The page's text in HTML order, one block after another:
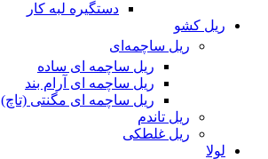
دستگیره لبه کار
ریل کشو
ریل ساچمه‌ای
ریل ساچمه ای ساده
ریل ساچمه ای آرام بند
ریل ساچمه ای مگنتی (تاچ)
ریل تاندم
ریل غلطکی
لولا